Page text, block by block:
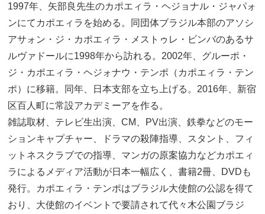
1997年、矢部良先生のカポエィラ・ヘジョナル・ジャパォ
ンにてカポエィラを始める。同団体ブラジル本部のアソシ
アサォン・ジ・カポエィラ・メストゥレ・ビンバのあるサ
ルヴァドールに1998年から訪れる。2002年、グルーポ・
ジ・カポエィラ・ヘジォナウ・テンポ（カポエィラ・テン
ポ）に移籍。同年、日本支部を立ち上げる。2016年、新宿
区百人町に常設アカデミーアを作る。
雑誌取材、テレビ生出演、CM、PV出演、鉄拳などのモー
ションキャプチャー、ドラマの殺陣指導、スタント、フィ
ットネスクラブでの指導、マンガの原案協力などカポエィ
ラによるメディア活動が日本一幅広く、書籍2冊、DVDも
発行。カポエィラ・テンポはブラジル大使館の公認を得て
おり、大使館のイベントで要請されて代々木公園ブラジ